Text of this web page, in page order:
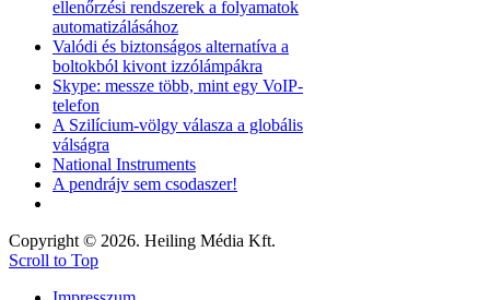
ellenőrzési rendszerek a folyamatok
automatizálásához
Valódi és biztonságos alternatíva a
boltokból kivont izzólámpákra
Skype: messze több, mint egy VoIP-
telefon
A Szilícium-völgy válasza a globális
válságra
National Instruments
A pendrájv sem csodaszer!
Copyright © 2026. Heiling Média Kft.
Scroll to Top